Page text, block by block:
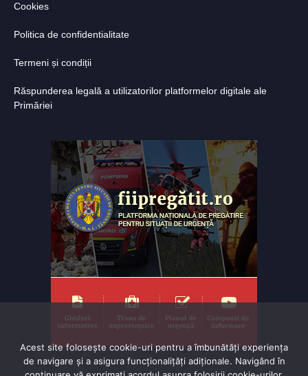
Cookies
Politica de confidentialitate
Termeni și condiții
Răspunderea legală a utilizatorilor platformelor digitale ale
Primăriei
Acest site folosește cookie-uri pentru a îmbunătăți experiența
de navigare și a asigura funcționalițăți adiționale. Navigând în